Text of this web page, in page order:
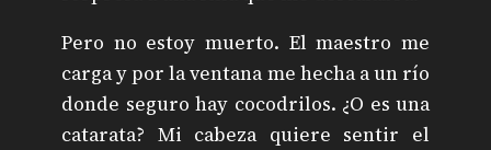
Pero no estoy muerto. El maestro me
carga y por la ventana me hecha a un río
donde seguro hay cocodrilos. ¿O es una
catarata? Mi cabeza quiere sentir el